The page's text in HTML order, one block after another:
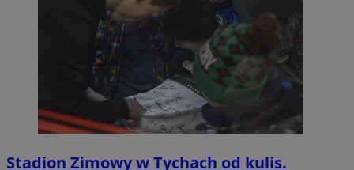
Stadion Zimowy w Tychach od kulis.